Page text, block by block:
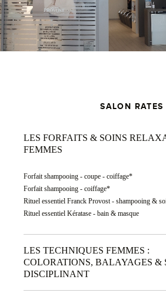
SALON RATES
LES FORFAITS & SOINS
FEMMES
Forfait shampooing - coupe - coiffage*
Forfait shampooing - coiffage*
Rituel essentiel Franck Provost - shampooing &
Rituel essentiel Kératase - bain & masque
LES TECHNIQUES FEMMES :
COLORATIONS, BALAYAGES &
DISCIPLINANT